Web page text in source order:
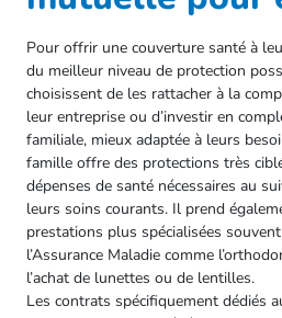
Pour offrir une couverture santé à
du meilleur niveau de protection
choisissent de les rattacher à la
leur entreprise ou d’investir en
familiale, mieux adaptée à leurs
famille offre des protections très
dépenses de santé nécessaires au
leurs soins courants. Il prend
prestations plus spécialisées
l’Assurance Maladie comme
l’achat de lunettes ou de lentilles.
Les contrats spécifiquement dédiés